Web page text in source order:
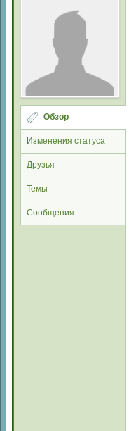
Обзор
Изменения статуса
Друзья
Темы
Сообщения